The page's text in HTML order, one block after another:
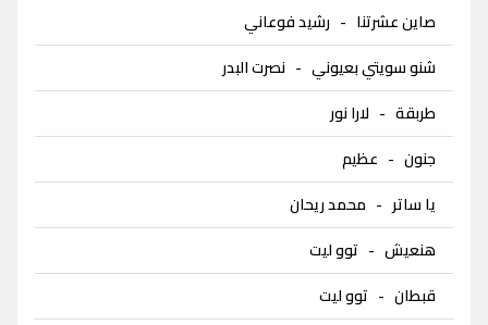
صاين عشرتنا - رشيد فوعاني
شنو سويتي بعيوني - نصرت البدر
طربقة - لارا نور
جنون - عظيم
يا ساتر - محمد ريحان
هنعيش - توو ليت
قبطان - توو ليت